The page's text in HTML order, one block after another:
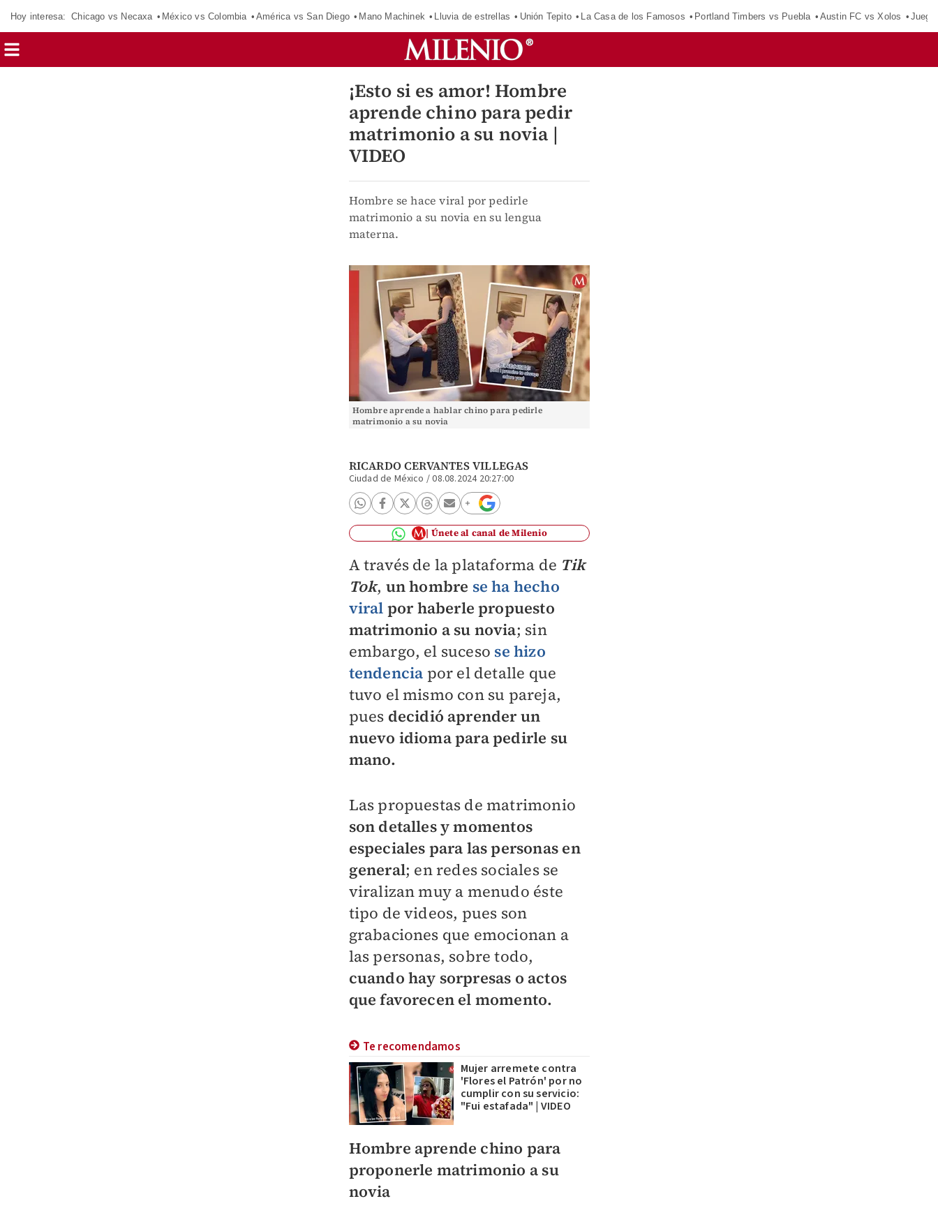
Hoy interesa: Chicago vs Necaxa México vs Colombia América vs San Diego Mano Machinek Lluvia de estrellas Unión Tepito La Casa de los Famosos Portland Timbers vs Puebla Austin FC vs Xolos
¡Esto si es amor! Hombre
aprende chino para pedir
matrimonio a su novia |
VIDEO
Hombre se hace viral por pedirle
matrimonio a su novia en su lengua
materna.
Hombre aprende a hablar chino para pedirle
matrimonio a su novia
RICARDO CERVANTES VILLEGAS
Ciudad de México /08.08.2024 20:27:00
Únete al canal de Milenio
A través de la plataforma de Tik
Tok, un hombre se ha hecho
viral por haberle propuesto
matrimonio a su novia; sin
embargo, el suceso se hizo
tendencia por el detalle que
tuvo el mismo con su pareja,
pues decidió aprender un
nuevo idioma para pedirle su
mano.
Las propuestas de matrimonio
son detalles y momentos
especiales para las personas en
general; en redes sociales se
viralizan muy a menudo éste
tipo de videos, pues son
grabaciones que emocionan a
las personas, sobre todo,
cuando hay sorpresas o actos
que favorecen el momento.
Te recomendamos
Mujer arremete contra
'Flores el Patrón' por no
cumplir con su servicio:
"Fui estafada" | VIDEO
Hombre aprende chino para
proponerle matrimonio a su
novia